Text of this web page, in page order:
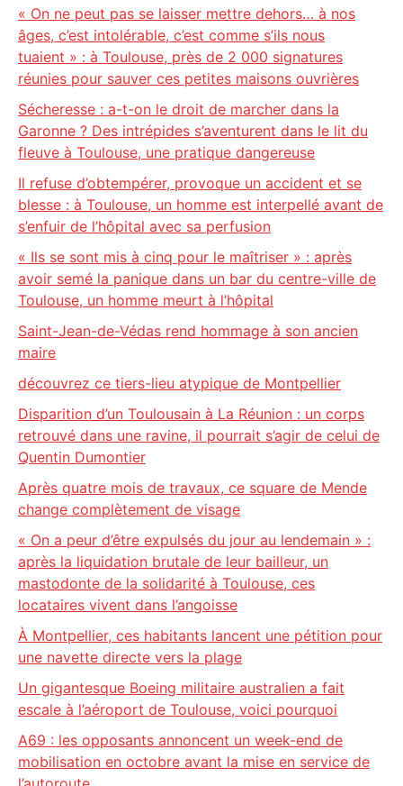
« On ne peut pas se laisser mettre dehors… à nos
âges, c’est intolérable, c’est comme s’ils nous
tuaient » : à Toulouse, près de 2 000 signatures
réunies pour sauver ces petites maisons ouvrières
Sécheresse : a-t-on le droit de marcher dans la
Garonne ? Des intrépides s’aventurent dans le lit du
fleuve à Toulouse, une pratique dangereuse
Il refuse d’obtempérer, provoque un accident et se
blesse : à Toulouse, un homme est interpellé avant de
s’enfuir de l’hôpital avec sa perfusion
« Ils se sont mis à cinq pour le maîtriser » : après
avoir semé la panique dans un bar du centre-ville de
Toulouse, un homme meurt à l’hôpital
Saint-Jean-de-Védas rend hommage à son ancien
maire
découvrez ce tiers-lieu atypique de Montpellier
Disparition d’un Toulousain à La Réunion : un corps
retrouvé dans une ravine, il pourrait s’agir de celui de
Quentin Dumontier
Après quatre mois de travaux, ce square de Mende
change complètement de visage
« On a peur d’être expulsés du jour au lendemain » :
après la liquidation brutale de leur bailleur, un
mastodonte de la solidarité à Toulouse, ces
locataires vivent dans l’angoisse
À Montpellier, ces habitants lancent une pétition pour
une navette directe vers la plage
Un gigantesque Boeing militaire australien a fait
escale à l’aéroport de Toulouse, voici pourquoi
A69 : les opposants annoncent un week-end de
mobilisation en octobre avant la mise en service de